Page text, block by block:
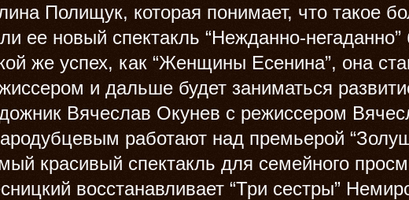
Полищук, которая понимает, что такое
ее новый спектакль “Нежданно-негаданно”
же успех, как “Женщины Есенина”, она
и дальше будет заниматься
Вячеслав Окунев с режиссером
работают над премьерой
красивый спектакль для семейного
восстанавливает “Три сестры”